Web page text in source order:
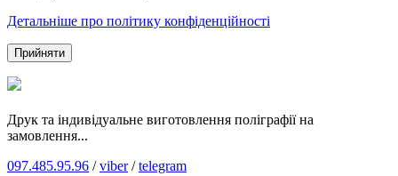
Детальніше про політику конфіденційності
Прийняти
Друк та індивідуальне виготовлення поліграфії на
замовлення...
097.485.95.96 /viber/telegram